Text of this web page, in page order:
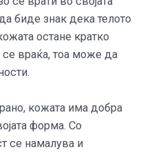
биде знак дека телото
остане кратко
враќа, тоа може да
кожата има добра
форма. Со
се намалува и